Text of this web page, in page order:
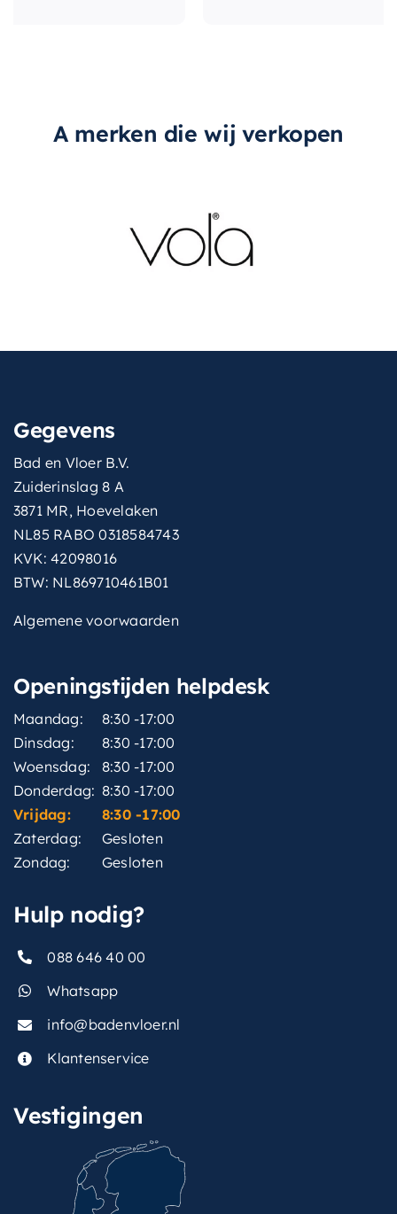
A merken die wij verkopen
Gegevens
Bad en Vloer B.V.
Zuiderinslag 8 A
3871 MR, Hoevelaken
NL85 RABO 0318584743
KVK: 42098016
BTW: NL869710461B01
Algemene voorwaarden
Openingstijden helpdesk
Maandag:
8:30 -17:00
Dinsdag:
8:30 -17:00
Woensdag:
8:30 -17:00
Donderdag: 8:30 -17:00
Vrijdag:
8:30 -17:00
Zaterdag:
Gesloten
Zondag:
Gesloten
Hulp nodig?
088 646 40 00
Whatsapp
info@badenvloer.nl
Klantenservice
Vestigingen